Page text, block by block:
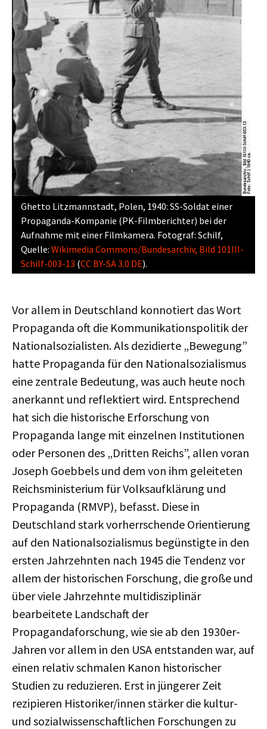
Ghetto Litzmannstadt, Polen, 1940: SS-Soldat einer
Propaganda-Kompanie (PK-Filmberichter) bei der
Aufnahme mit einer Filmkamera. Fotograf: Schilf,
Quelle: Wikimedia Commons/Bundesarchiv, Bild 101III-
Schilf-003-13 (CC BY-SA 3.0 DE).
Vor allem in Deutschland konnotiert das Wort
Propaganda oft die Kommunikationspolitik der
Nationalsozialisten. Als dezidierte „Bewegung”
hatte Propaganda für den Nationalsozialismus
eine zentrale Bedeutung, was auch heute noch
anerkannt und reflektiert wird. Entsprechend
hat sich die historische Erforschung von
Propaganda lange mit einzelnen Institutionen
oder Personen des „Dritten Reichs”, allen voran
Joseph Goebbels und dem von ihm geleiteten
Reichsministerium für Volksaufklärung und
Propaganda (RMVP), befasst. Diese in
Deutschland stark vorherrschende Orientierung
auf den Nationalsozialismus begünstigte in den
ersten Jahrzehnten nach 1945 die Tendenz vor
allem der historischen Forschung, die große und
über viele Jahrzehnte multidisziplinär
bearbeitete Landschaft der
Propagandaforschung, wie sie ab den 1930er-
Jahren vor allem in den USA entstanden war, auf
einen relativ schmalen Kanon historischer
Studien zu reduzieren. Erst in jüngerer Zeit
rezipieren Historiker/innen stärker die kultur-
und sozialwissenschaftlichen Forschungen zu